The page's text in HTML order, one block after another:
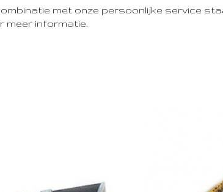
met onze persoonlijke service
meer informatie.